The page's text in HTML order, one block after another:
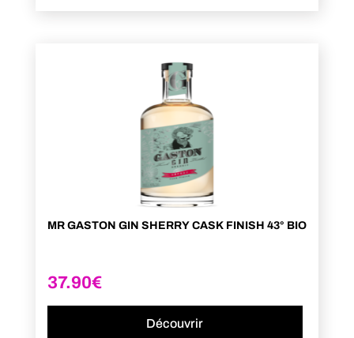
MR GASTON GIN SHERRY CASK FINISH 43° BIO
37.90€
Découvrir